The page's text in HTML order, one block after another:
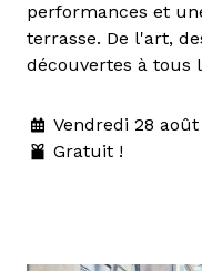
performances et
terrasse. De l'art,
découvertes à tous
Vendredi 28
Gratuit !